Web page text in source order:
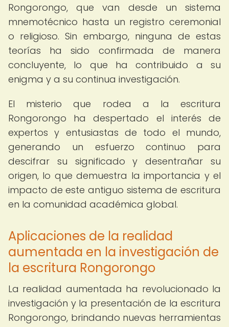
Rongorongo, que van desde un sistema
mnemotécnico hasta un registro ceremonial
o religioso. Sin embargo, ninguna de estas
teorías ha sido confirmada de manera
concluyente, lo que ha contribuido a su
enigma y a su continua investigación.
El misterio que rodea a la escritura
Rongorongo ha despertado el interés de
expertos y entusiastas de todo el mundo,
generando un esfuerzo continuo para
descifrar su significado y desentrañar su
origen, lo que demuestra la importancia y el
impacto de este antiguo sistema de escritura
en la comunidad académica global.
Aplicaciones de la realidad
aumentada en la investigación de
la escritura Rongorongo
La realidad aumentada ha revolucionado la
investigación y la presentación de la escritura
Rongorongo, brindando nuevas herramientas